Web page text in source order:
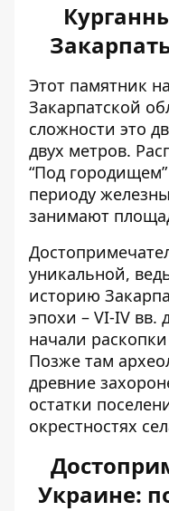
Этот памятник
Закарпатской
сложности это
двух метров.
“Под
периоду
занимают
уникальной,
историю
эпохи – VI-IV вв.
начали
Позже там
древние
остатки
окрестностях
Украине: